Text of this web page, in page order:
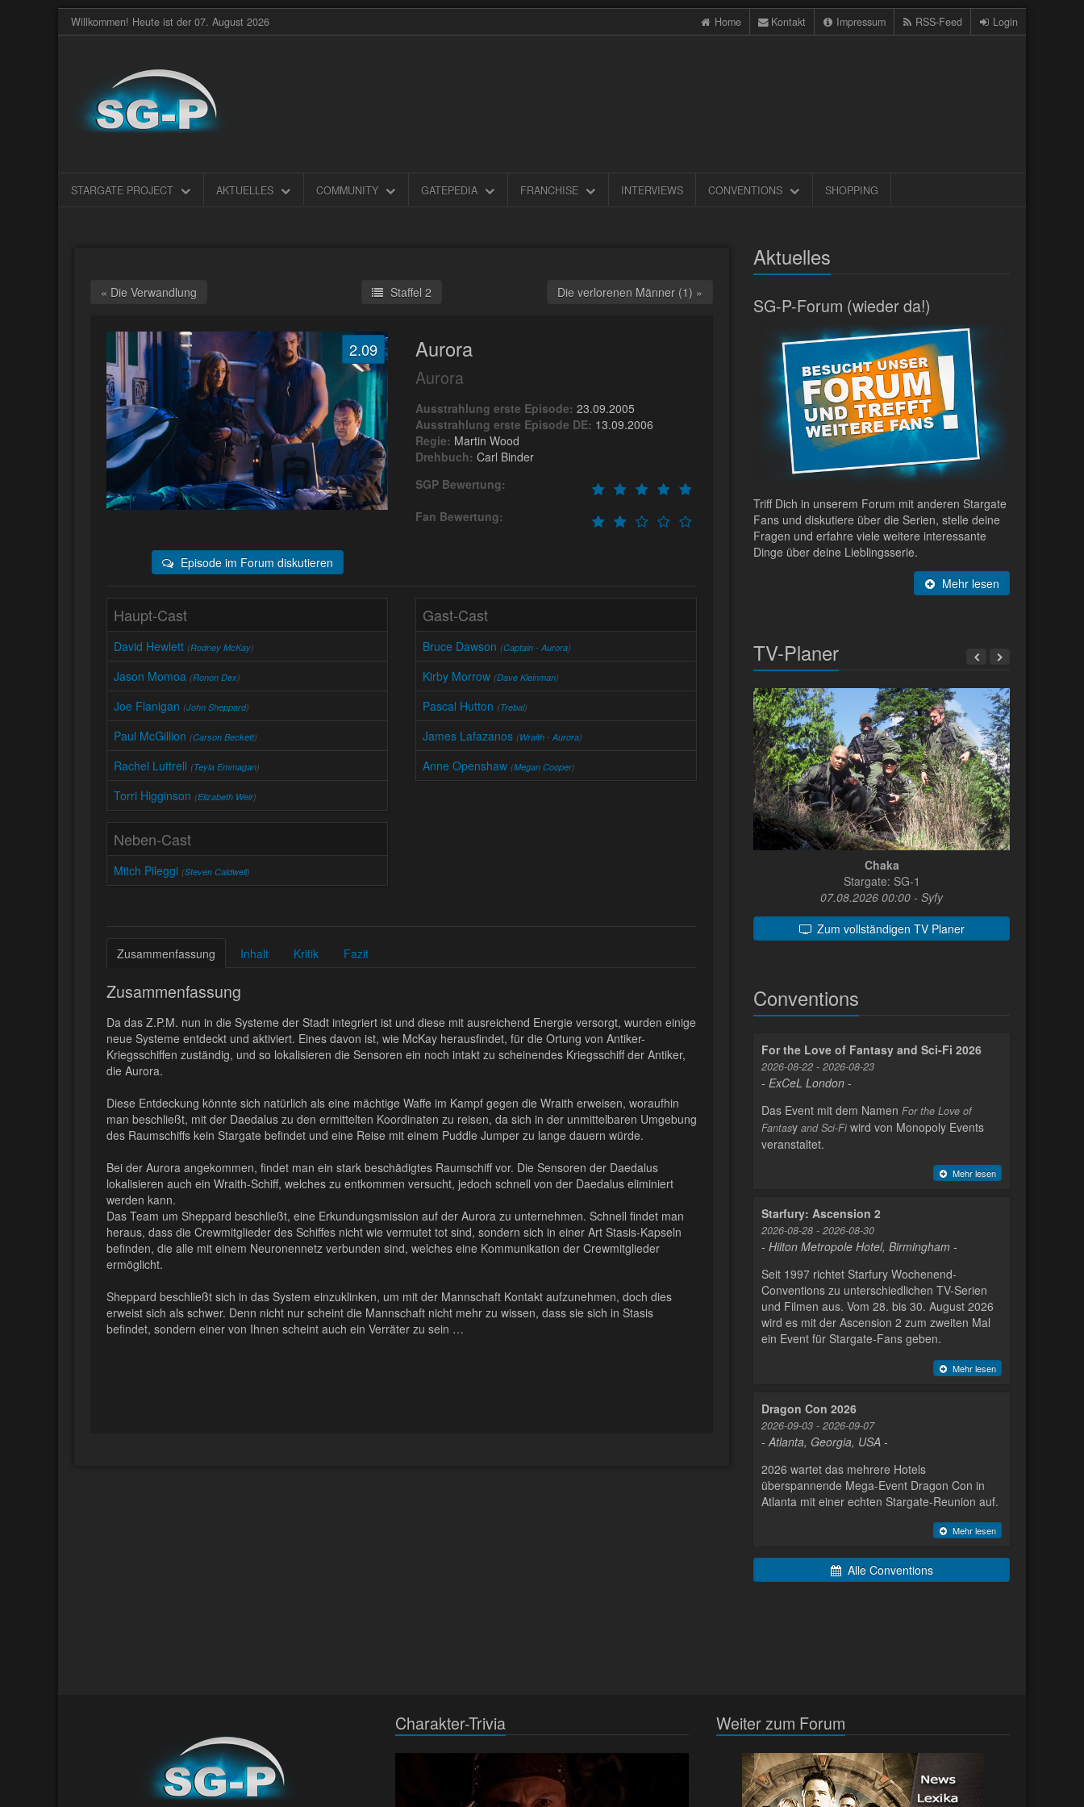
Willkommen! Heute ist der 07. August 2026 Home Kontakt Impressum RSS-Feed Login
STARGATE PROJECT AKTUELLES COMMUNITY GATEPEDIA FRANCHISE INTERVIEWS CONVENTIONS SHOPPING
« Die Verwandlung Staffel 2 Die verlorenen Männer (1) »
2.09
Episode im Forum diskutieren
Aurora
Aurora
Ausstrahlung erste Episode: 23.09.2005
Ausstrahlung erste Episode DE: 13.09.2006
Regie: Martin Wood
Drehbuch: Carl Binder
SGP Bewertung:
Fan Bewertung:
Haupt-Cast
David Hewlett (Rodney McKay)
Jason Momoa (Ronon Dex)
Joe Flanigan (John Sheppard)
Paul McGillion (Carson Beckett)
Rachel Luttrell (Teyla Emmagan)
Torri Higginson (Elizabeth Weir)
Neben-Cast
Mitch Pileggi (Steven Caldwell)
Gast-Cast
Bruce Dawson (Captain - Aurora)
Kirby Morrow (Dave Kleinman)
Pascal Hutton (Trebal)
James Lafazanos (Wraith - Aurora)
Anne Openshaw (Megan Cooper)
Zusammenfassung Inhalt Kritik Fazit
Zusammenfassung
Da das Z.P.M. nun in die Systeme der Stadt integriert ist und diese mit ausreichend Energie versorgt, wurden einige
neue Systeme entdeckt und aktiviert. Eines davon ist, wie McKay herausfindet, für die Ortung von Antiker-
Kriegsschiffen zuständig, und so lokalisieren die Sensoren ein noch intakt zu scheinendes Kriegsschiff der Antiker,
die Aurora.
Diese Entdeckung könnte sich natürlich als eine mächtige Waffe im Kampf gegen die Wraith erweisen, woraufhin
man beschließt, mit der Daedalus zu den ermittelten Koordinaten zu reisen, da sich in der unmittelbaren Umgebung
des Raumschiffs kein Stargate befindet und eine Reise mit einem Puddle Jumper zu lange dauern würde.
Bei der Aurora angekommen, findet man ein stark beschädigtes Raumschiff vor. Die Sensoren der Daedalus
lokalisieren auch ein Wraith-Schiff, welches zu entkommen versucht, jedoch schnell von der Daedalus eliminiert
werden kann.
Das Team um Sheppard beschließt, eine Erkundungsmission auf der Aurora zu unternehmen. Schnell findet man
heraus, dass die Crewmitglieder des Schiffes nicht wie vermutet tot sind, sondern sich in einer Art Stasis-Kapseln
befinden, die alle mit einem Neuronennetz verbunden sind, welches eine Kommunikation der Crewmitglieder
ermöglicht.
Sheppard beschließt sich in das System einzuklinken, um mit der Mannschaft Kontakt aufzunehmen, doch dies
erweist sich als schwer. Denn nicht nur scheint die Mannschaft nicht mehr zu wissen, dass sie sich in Stasis
befindet, sondern einer von Ihnen scheint auch ein Verräter zu sein …
Aktuelles
SG-P-Forum (wieder da!)
Triff Dich in unserem Forum mit anderen Stargate
Fans und diskutiere über die Serien, stelle deine
Fragen und erfahre viele weitere interessante
Dinge über deine Lieblingsserie.
Mehr lesen
TV-Planer
Chaka
Stargate: SG-1
07.08.2026 00:00 - Syfy
Zum vollständigen TV Planer
Conventions
For the Love of Fantasy and Sci-Fi 2026
2026-08-22 - 2026-08-23
- ExCeL London -
Das Event mit dem Namen For the Love of
Fantasy and Sci-Fi wird von Monopoly Events
veranstaltet.
Mehr lesen
Starfury: Ascension 2
2026-08-28 - 2026-08-30
- Hilton Metropole Hotel, Birmingham -
Seit 1997 richtet Starfury Wochenend-
Conventions zu unterschiedlichen TV-Serien
und Filmen aus. Vom 28. bis 30. August 2026
wird es mit der Ascension 2 zum zweiten Mal
ein Event für Stargate-Fans geben.
Mehr lesen
Dragon Con 2026
2026-09-03 - 2026-09-07
- Atlanta, Georgia, USA -
2026 wartet das mehrere Hotels
überspannende Mega-Event Dragon Con in
Atlanta mit einer echten Stargate-Reunion auf.
Mehr lesen
Alle Conventions
Charakter-Trivia Weiter zum Forum